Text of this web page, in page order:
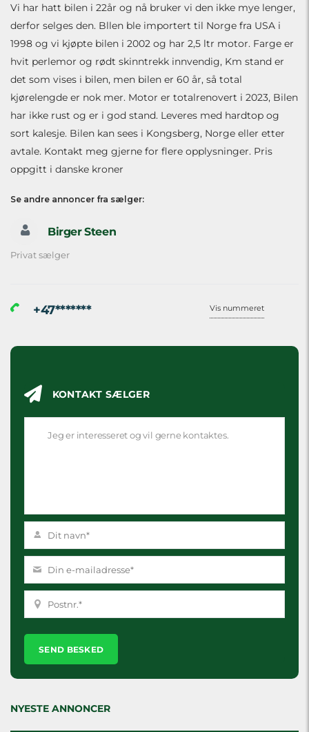
Vi har hatt bilen i 22år og nå bruker vi den ikke mye lenger,
derfor selges den. Bllen ble importert til Norge fra USA i
1998 og vi kjøpte bilen i 2002 og har 2,5 ltr motor. Farge er
hvit perlemor og rødt skinntrekk innvendig, Km stand er
det som vises i bilen, men bilen er 60 år, så total
kjørelengde er nok mer. Motor er totalrenovert i 2023, Bilen
har ikke rust og er i god stand. Leveres med hardtop og
sort kalesje. Bilen kan sees i Kongsberg, Norge eller etter
avtale. Kontakt meg gjerne for flere opplysninger. Pris
oppgitt i danske kroner
Se andre annoncer fra sælger:
Birger Steen
Privat sælger
+47******* Vis nummeret
KONTAKT SÆLGER
Please
leave
empty.
NYESTE ANNONCER